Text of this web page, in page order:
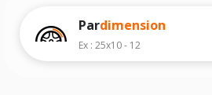
Pardimension
Ex : 25x10 - 12